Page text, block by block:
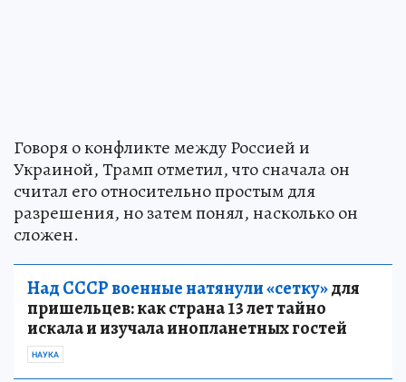
Говоря о конфликте между Россией и
Украиной, Трамп отметил, что сначала он
считал его относительно простым для
разрешения, но затем понял, насколько он
сложен.
Над СССР военные натянули «сетку»для
пришельцев: как страна 13 лет тайно
искала и изучала инопланетных гостей
НАУКА